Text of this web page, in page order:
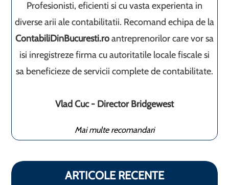
Profesionisti, eficienti si cu vasta experienta in
diverse arii ale contabilitatii. Recomand echipa de la
ContabiliDinBucuresti.roantreprenorilor care vor sa
isi inregistreze firma cu autoritatile locale fiscale si
sa beneficieze de servicii complete de contabilitate.
Vlad Cuc - Director Bridgewest
Mai multe recomandari
ARTICOLE RECENTE